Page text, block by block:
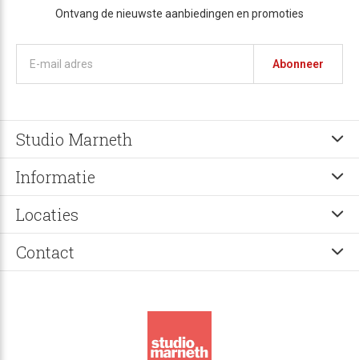
Ontvang de nieuwste aanbiedingen en promoties
Abonneer
Studio Marneth
Informatie
Locaties
Contact